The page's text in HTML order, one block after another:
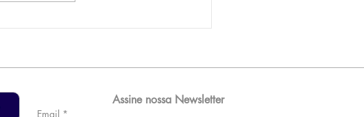
Assine nossa Newsletter
Email *